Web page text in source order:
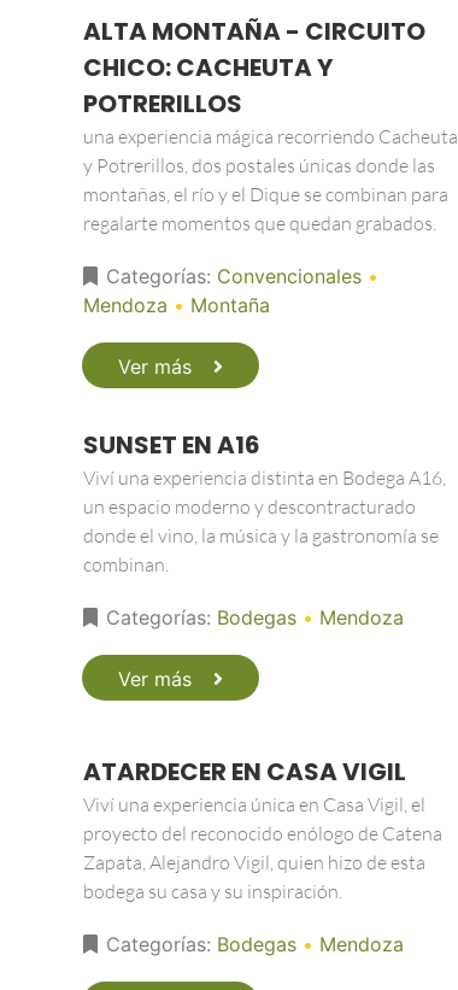
ALTA MONTAÑA - CIRCUITO
CHICO: CACHEUTA Y
POTRERILLOS
una experiencia mágica recorriendo Cacheuta
y Potrerillos, dos postales únicas donde las
montañas, el río y el Dique se combinan para
regalarte momentos que quedan grabados.
Categorías: Convencionales•
Mendoza • Montaña
Ver más
SUNSET EN A16
Viví una experiencia distinta en Bodega A16,
un espacio moderno y descontracturado
donde el vino, la música y la gastronomía se
combinan.
Categorías: Bodegas• Mendoza
Ver más
ATARDECER EN CASA VIGIL
Viví una experiencia única en Casa Vigil, el
proyecto del reconocido enólogo de Catena
Zapata, Alejandro Vigil, quien hizo de esta
bodega su casa y su inspiración.
Categorías: Bodegas• Mendoza